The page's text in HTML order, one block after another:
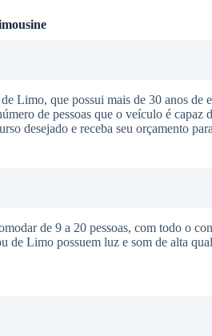
Limo, que possui mais de 30 anos de
de pessoas que o veículo é
desejado e receba seu orçamento
de 9 a 20 pessoas, com todo o
de Limo possuem luz e som de alta